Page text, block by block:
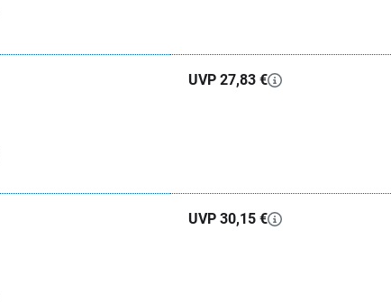
UVP 27,83 €
UVP 30,15 €